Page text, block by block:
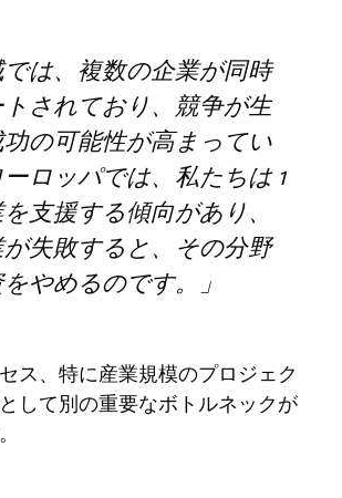
は、複数の企業が同時
されており、競争が生
の可能性が高まってい
ロッパでは、私たちは 1
支援する傾向があり、
失敗すると、その分野
やめるのです。」
ス、特に産業規模のプロジェク
して別の重要なボトルネックが